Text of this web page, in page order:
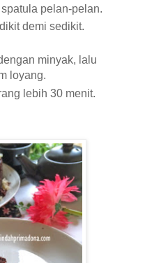
pelan-pelan.
demi sedikit.
minyak, lalu
loyang.
lebih 30 menit.